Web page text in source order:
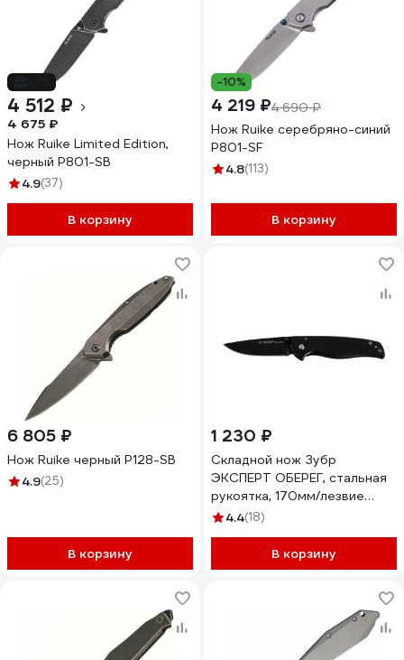
4 512 ₽
4 675 ₽
Нож Ruike Limited Edition,
черный P801-SB
4.9(37)
В корзину
-10%
4 219 ₽4 690 ₽
Нож Ruike серебряно-синий
P801-SF
4.8(113)
В корзину
6 805 ₽
Нож Ruike черный P128-SB
4.9(25)
В корзину
1 230 ₽
Складной нож Зубр
ЭКСПЕРТ ОБЕРЕГ, стальная
рукоятка, 170мм/лезвие
70мм 47701_z01
4.4(18)
В корзину